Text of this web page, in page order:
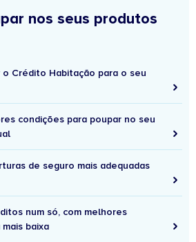
nos seus produtos
Crédito Habitação para o seu
condições para poupar no seu
de seguro mais adequadas
num só, com melhores
baixa